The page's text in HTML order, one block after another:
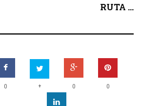
RUTA ...
0 + 0 0